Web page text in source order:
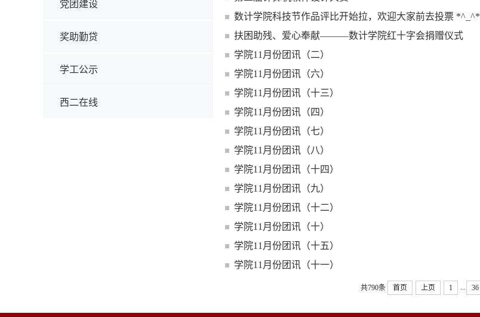
党团建设
奖助勤贷
学工公示
西二在线
数计学院科技节作品评比开始拉，欢迎大家前去投票 *^_^*
扶困助残、爱心奉献―――数计学院红十字会捐赠仪式
学院11月份团讯（二）
学院11月份团讯（六）
学院11月份团讯（十三）
学院11月份团讯（四）
学院11月份团讯（七）
学院11月份团讯（八）
学院11月份团讯（十四）
学院11月份团讯（九）
学院11月份团讯（十二）
学院11月份团讯（十）
学院11月份团讯（十五）
学院11月份团讯（十一）
共790条 首页 上页 1 36